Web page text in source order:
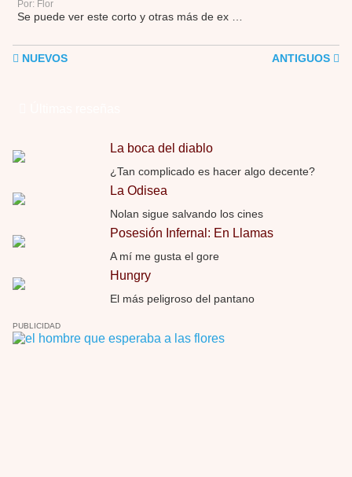
Por: Flor
Se puede ver este corto y otras más de ex …
NUEVOS ANTIGUOS
La boca del diablo
¿Tan complicado es hacer algo decente?
La Odisea
Nolan sigue salvando los cines
Posesión Infernal: En Llamas
A mí me gusta el gore
Hungry
El más peligroso del pantano
PUBLICIDAD